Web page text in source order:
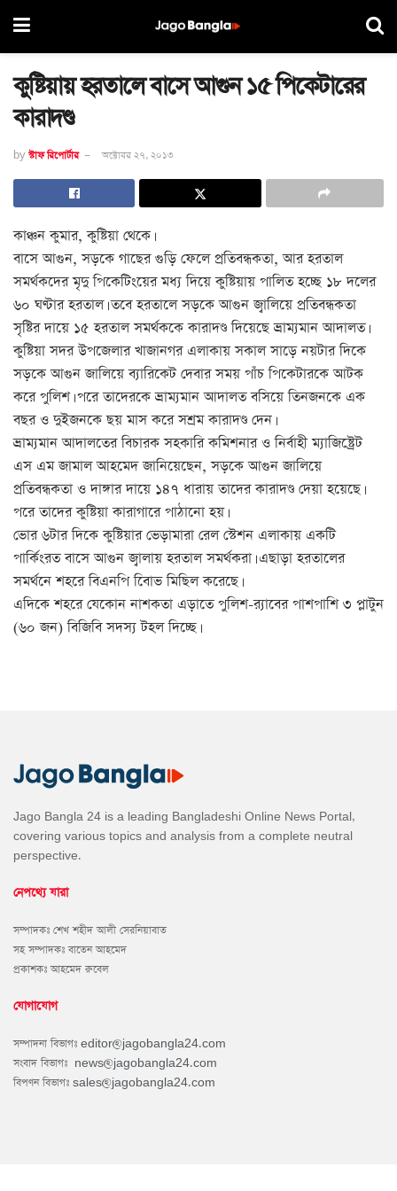
কুষ্টিয়ায় হরতালে বাসে আগুন ১৫ পিকেটারের
কারাদণ্ড
by স্টাফ রিপোর্টার অক্টোবর ২৭, ২০১৩
কাঞ্চন কুমার, কুষ্টিয়া থেকে।
বাসে আগুন, সড়কে গাছের গুড়ি ফেলে প্রতিবন্ধকতা, আর হরতাল
সমর্থকদের মৃদু পিকেটিংয়ের মধ্য দিয়ে কুষ্টিয়ায় পালিত হচ্ছে ১৮ দলের
৬০ ঘণ্টার হরতাল। তবে হরতালে সড়কে আগুন জ্বালিয়ে প্রতিবন্ধকতা
সৃষ্টির দায়ে ১৫ হরতাল সমর্থককে কারাদণ্ড দিয়েছে ভ্রাম্যমান আদালত।
কুষ্টিয়া সদর উপজেলার খাজানগর এলাকায় সকাল সাড়ে নয়টার দিকে
সড়কে আগুন জালিয়ে ব্যারিকেট দেবার সময় পাঁচ পিকেটারকে আটক
করে পুলিশ। পরে তাদেরকে ভ্রাম্যমান আদালত বসিয়ে তিনজনকে এক
বছর ও দুইজনকে ছয় মাস করে সশ্রম কারাদণ্ড দেন।
ভ্রাম্যমান আদালতের বিচারক সহকারি কমিশনার ও নির্বাহী ম্যাজিষ্ট্রেট
এস এম জামাল আহমেদ জানিয়েছেন, সড়কে আগুন জালিয়ে
প্রতিবন্ধকতা ও দাঙ্গার দায়ে ১৪৭ ধারায় তাদের কারাদণ্ড দেয়া হয়েছে।
পরে তাদের কুষ্টিয়া কারাগারে পাঠানো হয়।
ভোর ৬টার দিকে কুষ্টিয়ার ভেড়ামারা রেল স্টেশন এলাকায় একটি
পার্কিংরত বাসে আগুন জ্বালায় হরতাল সমর্থকরা। এছাড়া হরতালের
সমর্থনে শহরে বিএনপি বিােভ মিছিল করেছে।
এদিকে শহরে যেকোন নাশকতা এড়াতে পুলিশ-র‌্যাবের পাশপাশি ৩ প্লাটুন
(৬০ জন) বিজিবি সদস্য টহল দিচ্ছে।
Jago Bangla 24 is a leading Bangladeshi Online News Portal,
covering various topics and analysis from a complete neutral
perspective.
নেপথ্যে যারা
সম্পাদকঃ শেখ শহীদ আলী সেরনিয়াবাত
সহ সম্পাদকঃ বাতেন আহমেদ
প্রকাশকঃ আহমেদ রুবেল
যোগাযোগ
সম্পাদনা বিভাগঃ editor@jagobangla24.com
সংবাদ বিভাগঃ news@jagobangla24.com
বিপণন বিভাগঃ sales@jagobangla24.com